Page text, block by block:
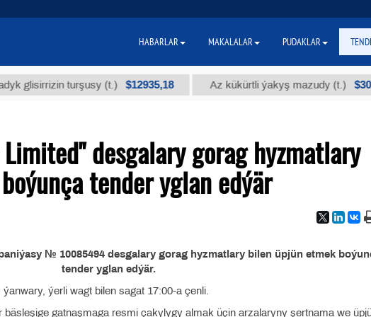
turşusy (t.) $12935,18 Az kükürtli ýakyş mazudy (t.) $300
desgalary gorag hyzmatlary
tender yglan edýär
№ 10085494 desgalary gorag hyzmatlary bilen üpjün etmek
tender yglan edýär.
ýerli wagt bilen sagat 17:00-a çenli.
gatnaşmaga resmi çakylygy almak üçin arzalaryny şertnama we
HABARLAR MAKALALAR PUDAKLAR